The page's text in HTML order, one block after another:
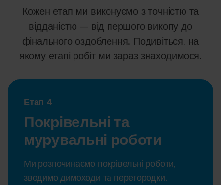
Кожен етап ми виконуємо з точністю та
відданістю – від першого викопу до
фінального оздоблення. Подивіться, на
якому етапі робіт ми зараз знаходимося.
Етап 4
Покрівельні та
мурувальні роботи
Ми розпочинаємо покрівельні роботи,
зводимо димоходи та перегородки.